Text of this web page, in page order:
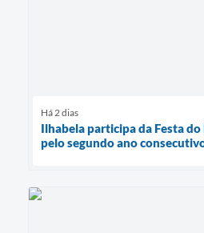
Há 2 dias
Ilhabela participa da Festa
pelo segundo ano